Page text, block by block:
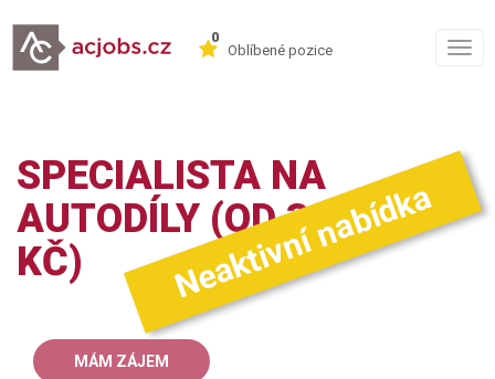
0
Oblíbené pozice
SPECIALISTA NA
AUTODÍLY (OD 30.000
KČ)
Neaktivní nabídka
MÁM ZÁJEM